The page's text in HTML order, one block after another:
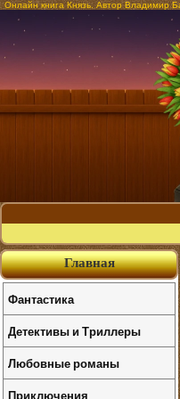
Онлайн книга Князь. Автор Владимир
Главная
Фантастика
Детективы и Триллеры
Любовные романы
Приключения